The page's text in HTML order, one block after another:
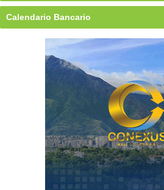
Calendario Bancario